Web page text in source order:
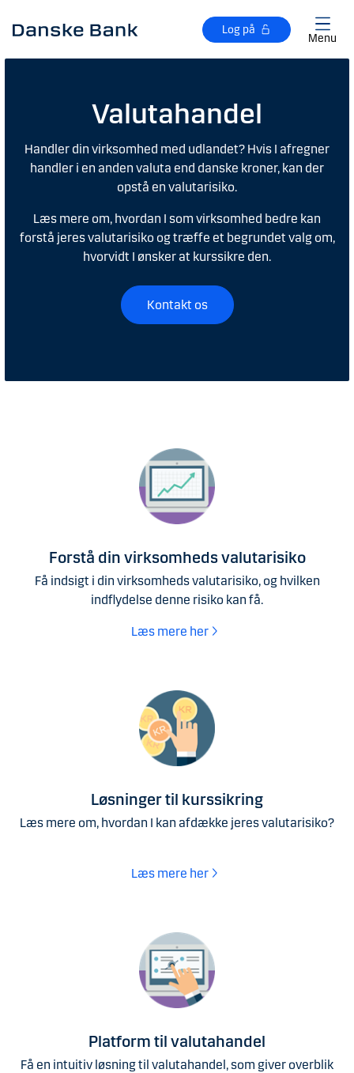
Log på
Menu
Valutahandel
Handler din virksomhed med udlandet? Hvis I afregner
handler i en anden valuta end danske kroner, kan der
opstå en valutarisiko.
Læs mere om, hvordan I som virksomhed bedre kan
forstå jeres valutarisiko og træffe et begrundet valg om,
hvorvidt I ønsker at kurssikre den.
Kontakt os
Forstå din virksomheds valutarisiko
Få indsigt i din virksomheds valutarisiko, og hvilken
indflydelse denne risiko kan få.​
Læs mere her
​Løsninger til kurssikring
Læs mere om, hvordan I kan afdække jeres valutarisiko?
Læs mere her
Platform til valutahandel​
Få en intuitiv løsning til valutahandel, som giver overblik